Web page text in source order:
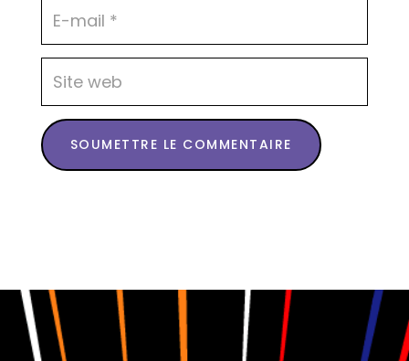
SOUMETTRE LE COMMENTAIRE